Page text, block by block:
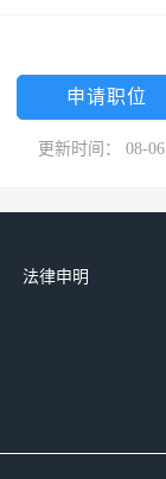
申请职位
更新时间： 08-06
法律申明